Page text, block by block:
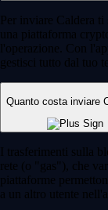
Per inviare Caldera
una piattaforma
l'operazione. Con
gestisci tutto dal tuo
Quanto costa inviare
I trasferimenti sulla
rete (o "gas"), che
piattaforme
a un altro utente